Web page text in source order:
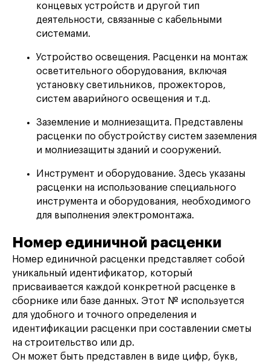
концевых устройств и другой тип
деятельности, связанные с кабельными
системами.
Устройство освещения. Расценки на монтаж
осветительного оборудования, включая
установку светильников, прожекторов,
систем аварийного освещения и т.д.
Заземление и молниезащита. Представлены
расценки по обустройству систем заземления
и молниезащиты зданий и сооружений.
Инструмент и оборудование. Здесь указаны
расценки на использование специального
инструмента и оборудования, необходимого
для выполнения электромонтажа.
Номер единичной расценки
Номер единичной расценки представляет собой
уникальный идентификатор, который
присваивается каждой конкретной расценке в
сборнике или базе данных. Этот № используется
для удобного и точного определения и
идентификации расценки при составлении сметы
на строительство или др.
Он может быть представлен в виде цифр, букв,